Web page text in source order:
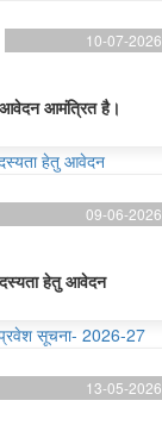
10-07-2026
आवेदन आमंत्रित है।
हेतु आवेदन
09-06-2026
हेतु आवेदन
प्रवेश सूचना- 2026-27
13-05-2026